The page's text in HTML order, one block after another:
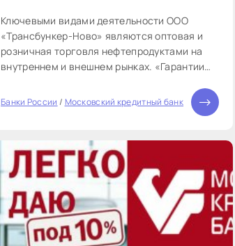
Ключевыми видами деятельности ООО
«Трансбункер-Ново» являются оптовая и
розничная торговля нефтепродуктами на
внутреннем и внешнем рынках. «Гарантии
восполнить оборотный капитал при
осуществлении операционной деятельности
Банки России / Московский кредитный банк
0